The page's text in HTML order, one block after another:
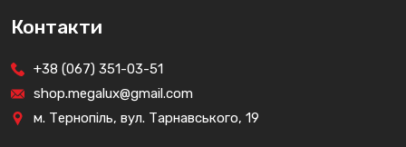
Контакти
+38 (067) 351-03-51
shop.megalux@gmail.com
м. Тернопіль, вул. Тарнавського, 19